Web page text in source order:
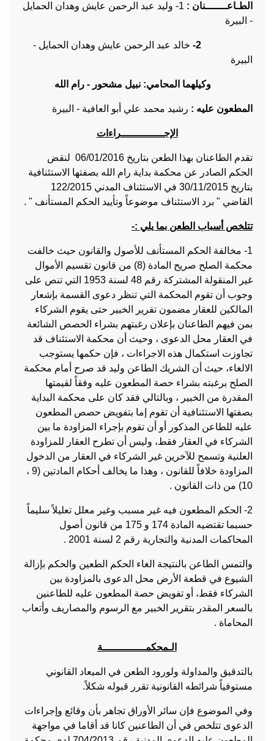
الطـاعـــــــنان :
1- وليد عبد الرحمن عايش وهدان الحمايل
- البيرة
خالد عبد الرحمن عايش وهدان الحمايل -
البيرة
وكيلهما المحامي: نبيل مشحور - رام الله
المطعون عليه : رشيد محمد علي أبو العافية - البيرة
الإجــــــــــــــراءات
تقدم الطاعنان بهذا الطعن بتاريخ 06/01/2016 لنقض
الحكم الصادر عن محكمة بداية رام الله بصفتها الاستئنافية
القاضي " برد الاستئناف موضوعاً وتأييد الحكم المستأنف " .
تتلخص أسباب الطعن بما يلي :-
1- مخالفة الحكم المستأنف للأصول والقانون حيث خالفت
محكمة الصلح صريح المادة (8) من قانون تقسيم الأموال
غير المنقولة المشتركة رقم 48 لسنة 1953 التي تنص على
وجوب أن تقوم المحكمة التي تنظر دعوى القسمة بإشعار
المالكين للعقار مضمون تقرير الخبير حتى يقوم الشركاء
بمن فيهم الطاعنان بإعلان رغبتهم بشراء الحصص الشائعة
في العقار محل الدعوى ، وحيث أن محكمة الاستئناف قد
تجاوزت استكمال هذه الاجراءات ، فإن حكمها يستوجب
الالغاء، حيث أن الشريك الطاعن وليد قد صرح أمام محكمة
الصلح برغبته بشراء حصة المطعون عليه وفقاً لقيمتها
المقدرة من الخبير ، وبالتالي فقد كان على محكمة البداية
بصفتها الاستئنافية أن تقوم إما بتفويض حصص المطعون
عليه للطاعن المذكور أو أن تقوم بإجراء المزاودة ما بين
الشركاء في العقار فقط، وليس أن تطرح العقار للمزاودة
العلنية وتسمح للآخرين غير الشركاء في العقار من الدخول
المزاودة خلافاً للقانون ، وهذا ما يخالف أحكام المادتين (9 ،
10) من ذات القانون .
2- الحكم المطعون فيه غير مسبب وغير معلل تعليلاً سليماً
حسبما تقتضيه المادة 174 و 175 من قانون أصول
المحاكمات المدنية والتجارية رقم 2 لسنة 2001 .
والتمس الطاعن بالنتيجة الغاء الحكم الطعين والحكم بإزالة
الشيوع في قطعة الأرض محل الدعوى بالمزاودة بين
الشركاء فقط، أو تفويض حصة المطعون عليه للطاعنين
بالسعر المقدر بتقرير الخبير مع الرسوم والمصاريف وأتعاب
المحاماة .
الـمحكمــــــــــــــة
بالتدقيق والمداولة ولورود الطعن في الميعاد القانوني
مستوفياً شرائطه القانونية تقرر قبوله شكلاً.
وفي الموضوع فإن سائر الأوراق تجاهر بأن وقائع وإجراءات
الدعوى تتلخص في أن الطاعنين كانا قد أقاما في مواجهة